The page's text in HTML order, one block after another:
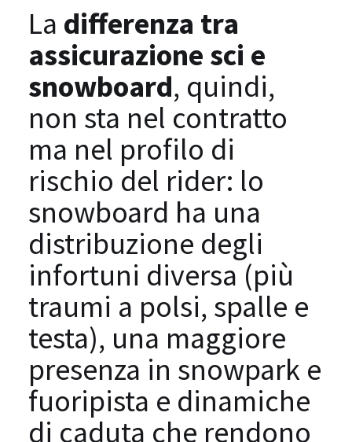
La differenza tra
assicurazione sci e
snowboard, quindi,
non sta nel contratto
ma nel profilo di
rischio del rider: lo
snowboard ha una
distribuzione degli
infortuni diversa (più
traumi a polsi, spalle e
testa), una maggiore
presenza in snowpark e
fuoripista e dinamiche
di caduta che rendono